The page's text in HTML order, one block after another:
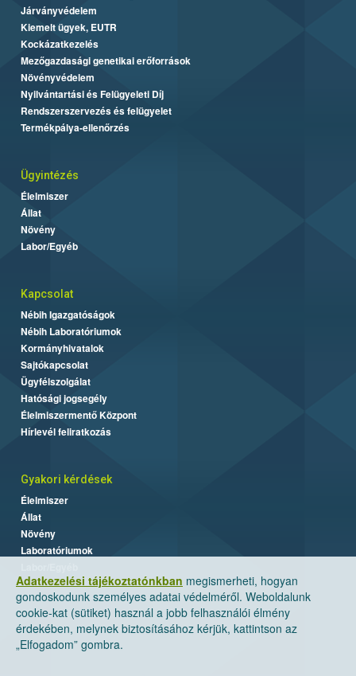
Adatkezelési tájékoztatónkban megismerheti, hogyan
gondoskodunk személyes adatai védelméről. Weboldalunk
cookie-kat (sütiket) használ a jobb felhasználói élmény
érdekében, melynek biztosításához kérjük, kattintson az
„Elfogadom” gombra.
Járványvédelem
Kiemelt ügyek, EUTR
Kockázatkezelés
Mezőgazdasági genetikai erőforrások
Növényvédelem
Nyilvántartási és Felügyeleti Díj
Rendszerszervezés és felügyelet
Termékpálya-ellenőrzés
Ügyintézés
Élelmiszer
Állat
Növény
Labor/Egyéb
Kapcsolat
Nébih Igazgatóságok
Nébih Laboratóriumok
Kormányhivatalok
Sajtókapcsolat
Ügyfélszolgálat
Hatósági jogsegély
Élelmiszermentő Központ
Hírlevél feliratkozás
Gyakori kérdések
Élelmiszer
Állat
Növény
Laboratóriumok